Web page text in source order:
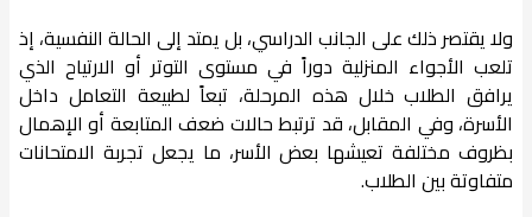
ولا يقتصر ذلك على الجانب الدراسي، بل يمتد إلى الحالة النفسية، إذ
تلعب الأجواء المنزلية دوراً في مستوى التوتر أو الارتياح الذي
يرافق الطلاب خلال هذه المرحلة، تبعاً لطبيعة التعامل داخل
الأسرة، وفي المقابل، قد ترتبط حالات ضعف المتابعة أو الإهمال
بظروف مختلفة تعيشها بعض الأسر، ما يجعل تجربة الامتحانات
متفاوتة بين الطلاب.